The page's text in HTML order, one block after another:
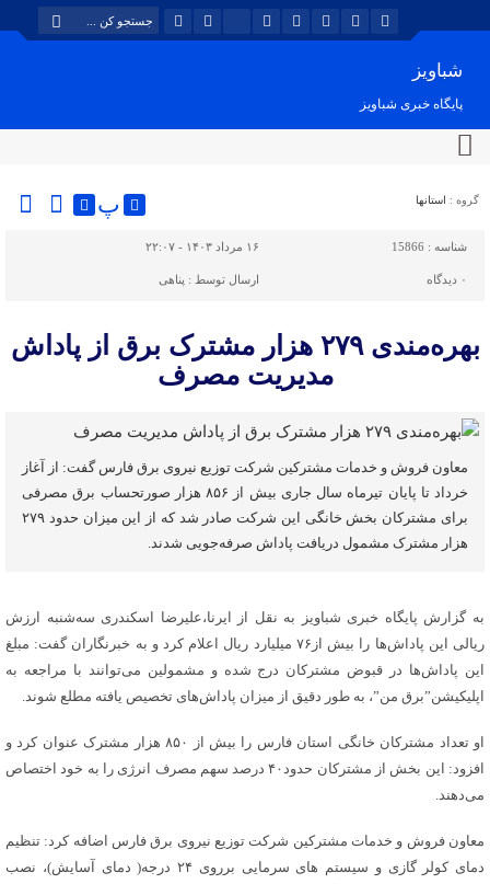
شباویز
پایگاه خبری شباویز
گروه : استانها پ
شناسه : 15866 ۱۶ مرداد ۱۴۰۳ - ۲۲:۰۷
۰ دیدگاه ارسال توسط : پناهی
بهره‌مندی ۲۷۹ هزار مشترک برق از پاداش
مدیریت مصرف
معاون فروش و خدمات مشترکین شرکت توزیع نیروی برق فارس گفت: از آغاز
خرداد تا پایان تیرماه سال جاری بیش از ۸۵۶ هزار صورتحساب برق مصرفی
برای مشترکان بخش خانگی این شرکت صادر شد که از این میزان حدود ۲۷۹
هزار مشترک مشمول دریافت پاداش صرفه‌جویی شدند.
به گزارش پایگاه خبری شباویز به نقل از ایرنا،علیرضا اسکندری سه‌شنبه ارزش
ریالی این پاداش‌ها را بیش از۷۶ میلیارد ریال اعلام کرد و به خبرنگاران گفت: مبلغ
این پاداش‌ها در قبوض مشترکان درج شده و مشمولین می‌توانند با مراجعه به
اپلیکیشن”برق من”، به طور دقیق از میزان پاداش‌های تخصیص یافته مطلع شوند.
او تعداد مشترکان خانگی استان فارس را بیش از ۸۵۰ هزار مشترک عنوان کرد و
افزود: این بخش از مشترکان حدود۴۰ درصد سهم مصرف انرژی را به خود اختصاص
می‌دهند.
معاون فروش و خدمات مشترکین شرکت توزیع نیروی برق فارس اضافه کرد: تنظیم
دمای کولر گازی و سیستم های سرمایی برروی ۲۴ درجه( دمای آسایش)، نصب